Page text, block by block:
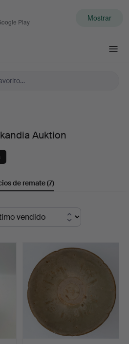
Play Mostrar
Auktion
de remate(7)